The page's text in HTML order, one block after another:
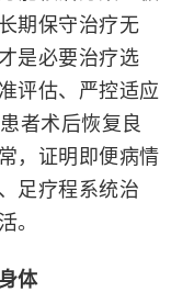
期保守治疗无
是必要治疗选
评估、严控适应
者术后恢复良
，证明即便病情
足疗程系统治
。
体